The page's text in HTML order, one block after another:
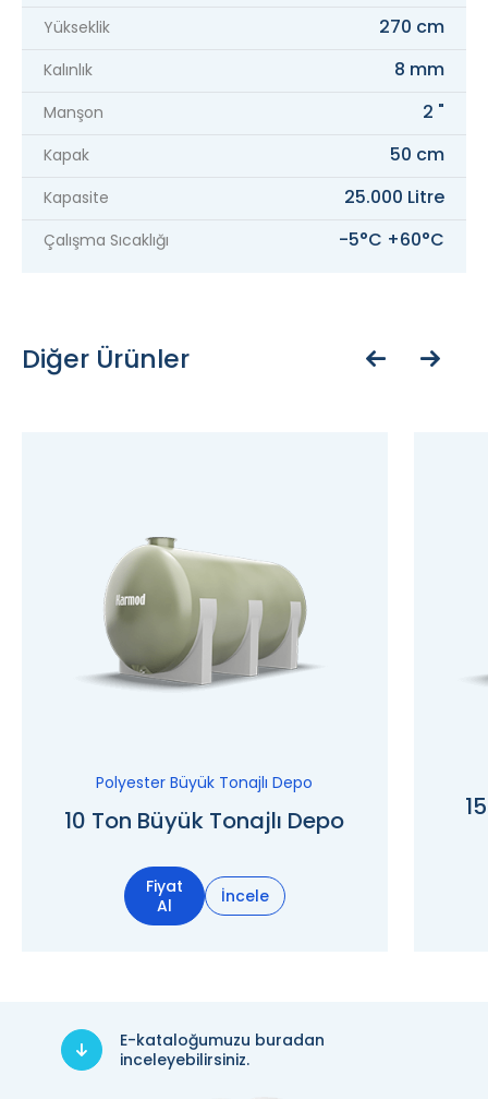
Yükseklik 270 cm
Kalınlık 8 mm
Manşon 2 "
Kapak 50 cm
Kapasite 25.000 Litre
Çalışma Sıcaklığı -5°C +60°C
Diğer Ürünler
Polyester Büyük Tonajlı Depo
10 Ton Büyük Tonajlı Depo
Fiyat
Al
İncele
E-kataloğumuzu buradan
inceleyebilirsiniz.